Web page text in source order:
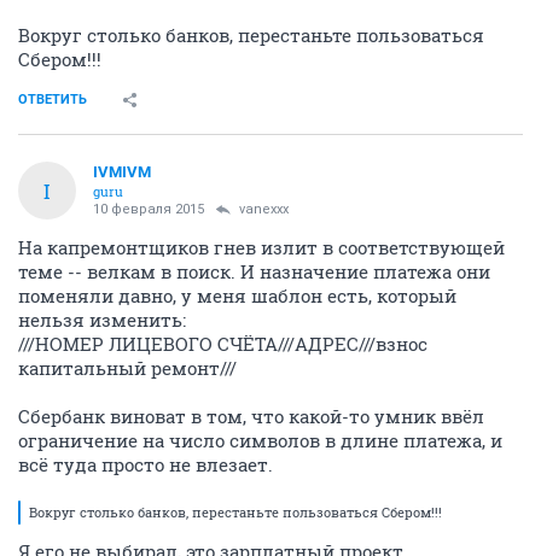
Вокруг столько банков, перестаньте пользоваться
Сбером!!!
ОТВЕТИТЬ
I
IVMIVM
guru
10 февраля 2015 vanexxx
На капремонтщиков гнев излит в соответствующей
теме -- велкам в поиск. И назначение платежа они
поменяли давно, у меня шаблон есть, который
нельзя изменить:
///НОМЕР ЛИЦЕВОГО СЧЁТА///АДРЕС///взнос
капитальный ремонт///
Сбербанк виноват в том, что какой-то умник ввёл
ограничение на число символов в длине платежа, и
всё туда просто не влезает.
Вокруг столько банков, перестаньте пользоваться Сбером!!!
Я его не выбирал, это зарплатный проект